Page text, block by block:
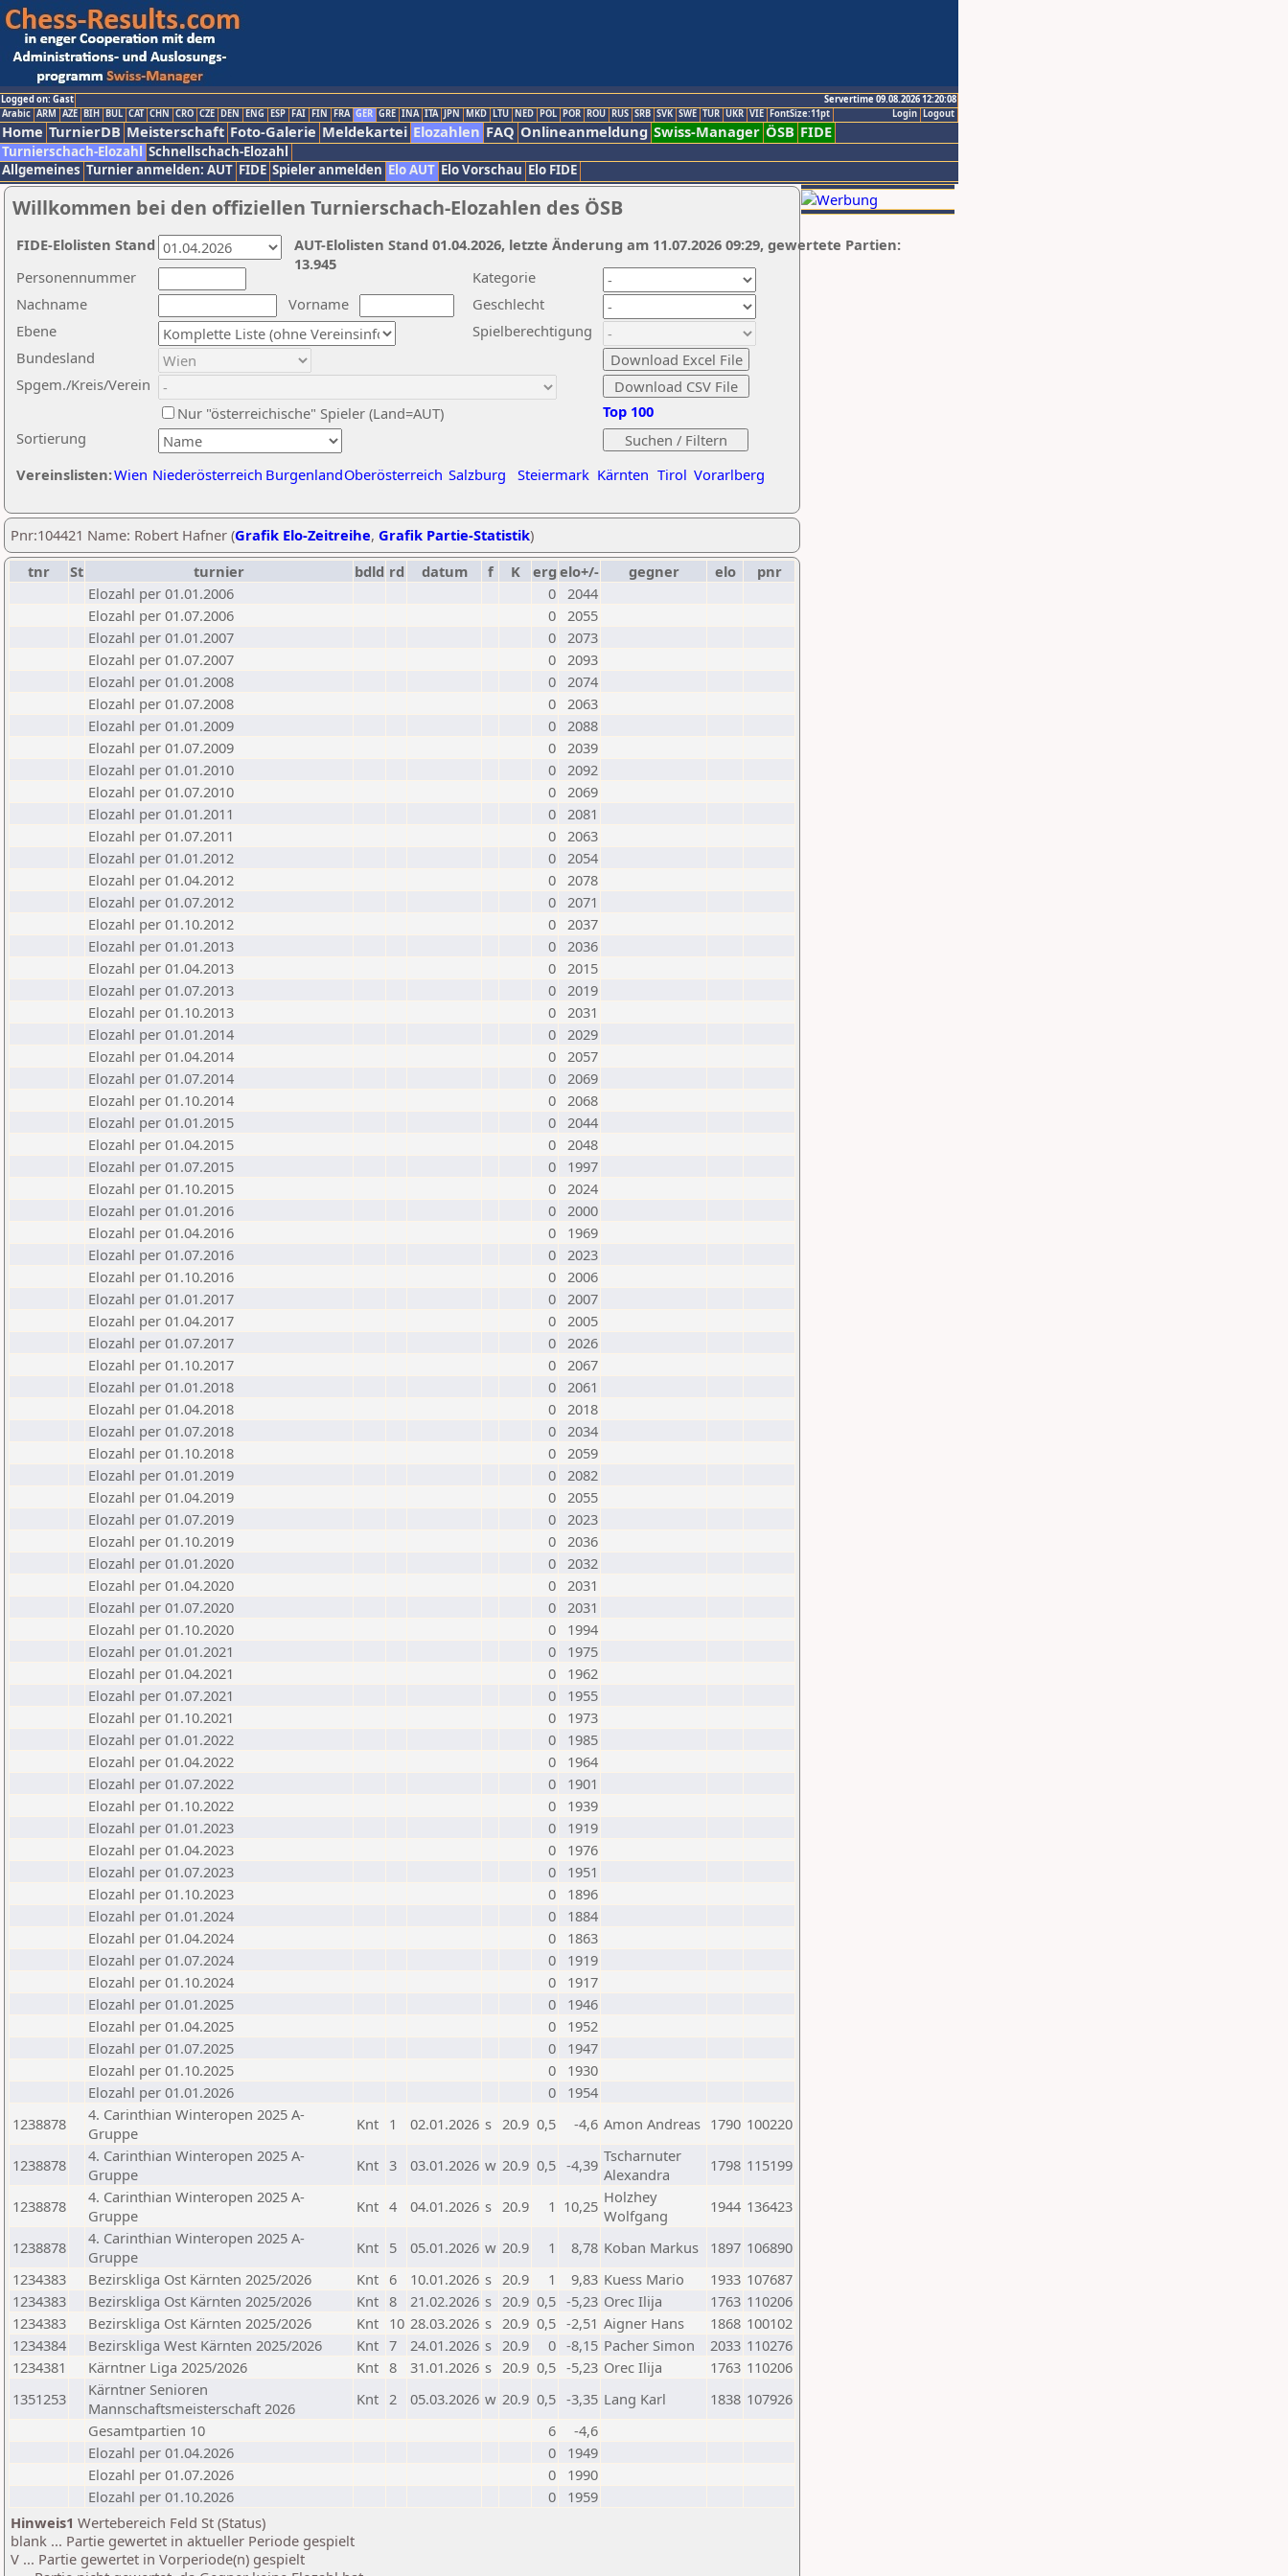
Logged on: Gast
Servertime 09.08.2026 12:20:08
Logout
Login
Arabic ARM AZE BIH BUL CAT CHN CRO CZE DEN ENG ESP FAI FIN FRA GER GRE INA ITA JPN MKD LTU NED POL POR ROU RUS SRB SVK SWE TUR UKR VIE FontSize:11pt
Home TurnierDB Meisterschaft Foto-Galerie Meldekartei Elozahlen FAQ Onlineanmeldung Swiss-Manager ÖSB FIDE
Turnierschach-Elozahl Schnellschach-Elozahl
Allgemeines Turnier anmelden: AUT FIDE Spieler anmelden Elo AUT Elo Vorschau Elo FIDE
Willkommen bei den offiziellen Turnierschach-Elozahlen des ÖSB
Nachname
Vorname
Ebene
Kategorie
Sortierung
Personennummer
Bundesland
Spgem./Kreis/Verein
Geschlecht
Nur "österreichische" Spieler (Land=AUT)
Spielberechtigung
Vereinslisten:Wien Niederösterreich BurgenlandOberösterreich Salzburg Steiermark Kärnten Tirol Vorarlberg
Top 100
AUT-Elolisten Stand 01.04.2026, letzte Änderung am 11.07.2026 09:29, gewertete Partien:
13.945
FIDE-Elolisten Stand
Pnr:104421 Name: Robert Hafner (Grafik Elo-Zeitreihe, Grafik Partie-Statistik)
tnr
St turnier bdld rd datum f K erg elo+/- gegner elo
pnr
Elozahl per 01.01.2006
0 2044
Elozahl per 01.07.2006
0 2055
Elozahl per 01.01.2007
0 2073
Elozahl per 01.07.2007
0 2093
Elozahl per 01.01.2008
0 2074
Elozahl per 01.07.2008
0 2063
Elozahl per 01.01.2009
0 2088
Elozahl per 01.07.2009
0 2039
Elozahl per 01.01.2010
0 2092
Elozahl per 01.07.2010
0 2069
Elozahl per 01.01.2011
0 2081
Elozahl per 01.07.2011
0 2063
Elozahl per 01.01.2012
0 2054
Elozahl per 01.04.2012
0 2078
Elozahl per 01.07.2012
0 2071
Elozahl per 01.10.2012
0 2037
Elozahl per 01.01.2013
0 2036
Elozahl per 01.04.2013
0 2015
Elozahl per 01.07.2013
0 2019
Elozahl per 01.10.2013
0 2031
Elozahl per 01.01.2014
0 2029
Elozahl per 01.04.2014
0 2057
Elozahl per 01.07.2014
0 2069
Elozahl per 01.10.2014
0 2068
Elozahl per 01.01.2015
0 2044
Elozahl per 01.04.2015
0 2048
Elozahl per 01.07.2015
0
1997
Elozahl per 01.10.2015
0 2024
Elozahl per 01.01.2016
0 2000
Elozahl per 01.04.2016
0
1969
Elozahl per 01.07.2016
0 2023
Elozahl per 01.10.2016
0 2006
Elozahl per 01.01.2017
0 2007
Elozahl per 01.04.2017
0 2005
Elozahl per 01.07.2017
0 2026
Elozahl per 01.10.2017
0 2067
Elozahl per 01.01.2018
0 2061
Elozahl per 01.04.2018
0 2018
Elozahl per 01.07.2018
0 2034
Elozahl per 01.10.2018
0 2059
Elozahl per 01.01.2019
0 2082
Elozahl per 01.04.2019
0 2055
Elozahl per 01.07.2019
0 2023
Elozahl per 01.10.2019
0 2036
Elozahl per 01.01.2020
0 2032
Elozahl per 01.04.2020
0 2031
Elozahl per 01.07.2020
0 2031
Elozahl per 01.10.2020
0
1994
Elozahl per 01.01.2021
0
1975
Elozahl per 01.04.2021
0
1962
Elozahl per 01.07.2021
0
1955
Elozahl per 01.10.2021
0
1973
Elozahl per 01.01.2022
0
1985
Elozahl per 01.04.2022
0
1964
Elozahl per 01.07.2022
0
1901
Elozahl per 01.10.2022
0
1939
Elozahl per 01.01.2023
0
1919
Elozahl per 01.04.2023
0
1976
Elozahl per 01.07.2023
0
1951
Elozahl per 01.10.2023
0
1896
Elozahl per 01.01.2024
0
1884
Elozahl per 01.04.2024
0
1863
Elozahl per 01.07.2024
0
1919
Elozahl per 01.10.2024
0
1917
Elozahl per 01.01.2025
0
1946
Elozahl per 01.04.2025
0
1952
Elozahl per 01.07.2025
0
1947
Elozahl per 01.10.2025
0
1930
Elozahl per 01.01.2026
0
1954
1238878
4. Carinthian Winteropen 2025 A-
Gruppe
Knt 1 02.01.2026 s 20.9 0,5 -4,6 Amon Andreas 1790 100220
1238878
4. Carinthian Winteropen 2025 A-
Gruppe
Knt 3 03.01.2026 w 20.9 0,5 -4,39 Tscharnuter
Alexandra
1798 115199
1238878
4. Carinthian Winteropen 2025 A-
Gruppe
Knt 4 04.01.2026 s 20.9 1 10,25 Holzhey
Wolfgang
1944 136423
1238878
4. Carinthian Winteropen 2025 A-
Gruppe
Knt 5 05.01.2026 w 20.9 1 8,78 Koban Markus 1897 106890
1234383
Bezirskliga Ost Kärnten 2025/2026 Knt 6 10.01.2026 s 20.9 1 9,83 Kuess Mario 1933 107687
1234383
Bezirskliga Ost Kärnten 2025/2026 Knt 8 21.02.2026 s 20.9 0,5 -5,23 Orec Ilija 1763 110206
1234383
Bezirskliga Ost Kärnten 2025/2026 Knt 10 28.03.2026 s 20.9 0,5 -2,51 Aigner Hans 1868 100102
1234384
Bezirskliga West Kärnten 2025/2026 Knt 7 24.01.2026 s 20.9 0 -8,15 Pacher Simon 2033 110276
1234381
Kärntner Liga 2025/2026 Knt 8 31.01.2026 s 20.9 0,5 -5,23 Orec Ilija 1763 110206
1351253
Kärntner Senioren
Mannschaftsmeisterschaft 2026
Knt 2 05.03.2026 w 20.9 0,5 -3,35 Lang Karl 1838 107926
Gesamtpartien 10
6
-4,6
Elozahl per 01.04.2026
0
1949
Elozahl per 01.07.2026
0
1990
Elozahl per 01.10.2026
0
1959
Hinweis1 Wertebereich Feld St (Status)
blank ... Partie gewertet in aktueller Periode gespielt
V ... Partie gewertet in Vorperiode(n) gespielt